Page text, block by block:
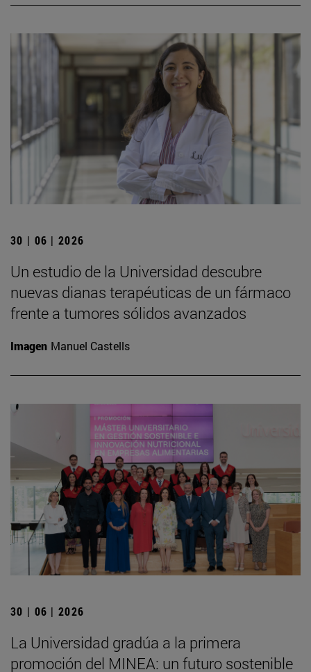
30 | 06 | 2026
Un estudio de la Universidad descubre
nuevas dianas terapéuticas de un fármaco
frente a tumores sólidos avanzados
Imagen Manuel Castells
30 | 06 | 2026
La Universidad gradúa a la primera
promoción del MINEA: un futuro sostenible